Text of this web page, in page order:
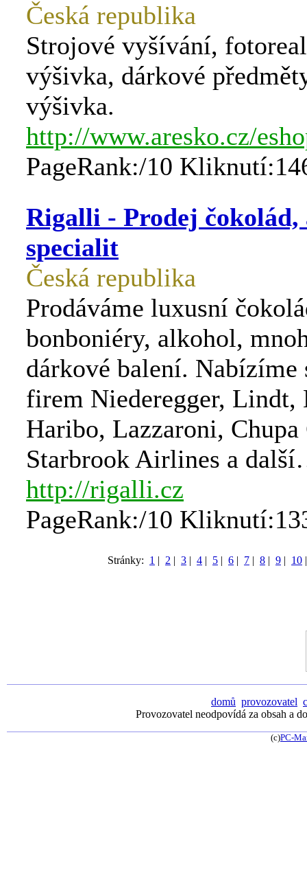
Česká republika
Strojové vyšívání,
výšivka, dárkové
výšivka.
http://www.aresko.cz/
PageRank:/10
Rigalli - Prodej čokolád,
specialit
Česká republika
Prodáváme luxusní
bonboniéry, alkohol,
dárkové balení. Nabízíme
firem Niederegger,
Haribo, Lazzaroni, Chupa
Starbrook Airlines a
http://rigalli.cz
PageRank:/10
Stránky: 1 | 2 | 3 | 4 | 5 | 6 | 7 | 8 | 9 | 10
domů provozovatel
Provozovatel neodpovídá za obsah a
(c)PC-